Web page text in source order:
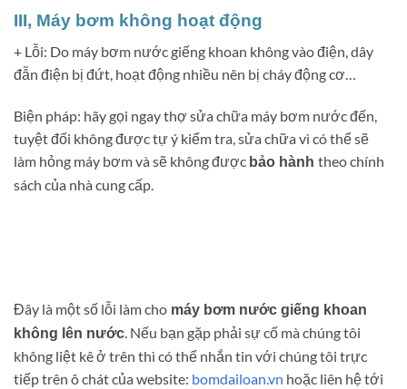
III, Máy bơm không hoạt động
+ Lỗi: Do máy bơm nước giếng khoan không vào điện, dây
đẫn điện bị đứt, hoạt động nhiều nên bị cháy động cơ…
Biện pháp: hãy gọi ngay thợ sửa chữa máy bơm nước đến,
tuyệt đối không được tự ý kiểm tra, sửa chữa vì có thể sẽ
làm hỏng máy bơm và sẽ không được bảo hành theo chính
sách của nhà cung cấp.
Đây là một số lỗi làm cho máy bơm nước giếng khoan
không lên nước. Nếu bạn gặp phải sự cố mà chúng tôi
không liệt kê ở trên thì có thể nhắn tin với chúng tôi trực
tiếp trên ô chát của website: bomdailoan.vn hoặc liên hệ tới